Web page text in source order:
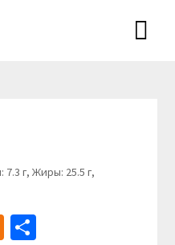
7.3 г, Жиры: 25.5 г,
Odnoklassniki
Отправить